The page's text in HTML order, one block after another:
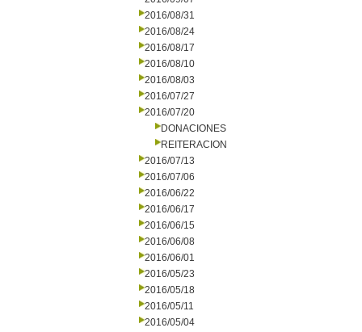
2016/08/31
2016/08/24
2016/08/17
2016/08/10
2016/08/03
2016/07/27
2016/07/20
DONACIONES
REITERACION
2016/07/13
2016/07/06
2016/06/22
2016/06/17
2016/06/15
2016/06/08
2016/06/01
2016/05/23
2016/05/18
2016/05/11
2016/05/04